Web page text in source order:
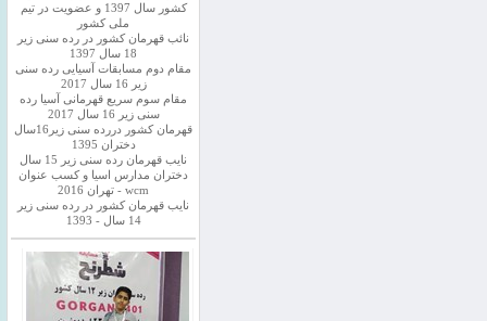
کشور سال 1397 و عضویت در تیم
ملی کشور
نائب قهرمان کشور در رده سنی زیر
18 سال 1397
مقام دوم مسابقات آسیایی رده سنی
زیر 16 سال 2017
مقام سوم سریع قهرمانی آسیا رده
سنی زیر 16 سال 2017
قهرمان کشور دررده سنی زیر16سال
دختران 1395
نایب قهرمان رده سنی زیر 15 سال
دختران مدارس اسیا و کسب عنوان
wcm - تهران 2016
نایب قهرمان کشور در رده سنی زیر
14 سال - 1393